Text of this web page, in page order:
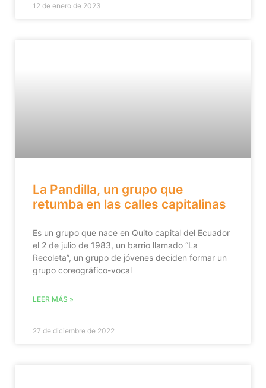
12 de enero de 2023
La Pandilla, un grupo que
retumba en las calles capitalinas
Es un grupo que nace en Quito capital del Ecuador
el 2 de julio de 1983, un barrio llamado “La
Recoleta”, un grupo de jóvenes deciden formar un
grupo coreográfico-vocal
LEER MÁS »
27 de diciembre de 2022